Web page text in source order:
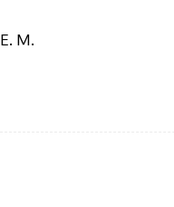
E. M.